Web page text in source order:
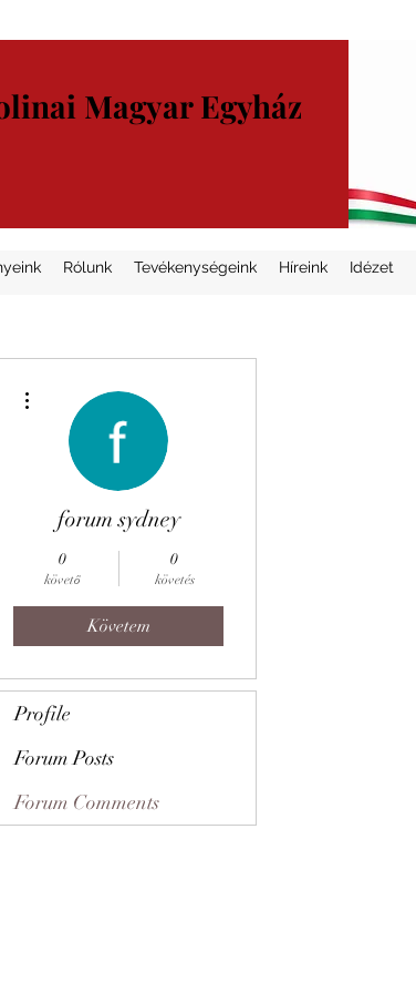
Magyar Egyház
Rólunk Tevékenységeink Híreink Idézet
forum sydney
0
követő
0
követés
Követem
Profile
Forum Posts
Forum Comments